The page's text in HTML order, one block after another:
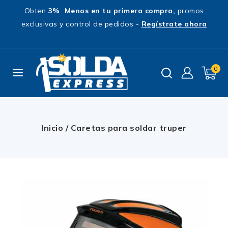
Obten 3% Menos en tu primera compra, promos
exclusivas y control de pedidos - Regístrate ahora
0
Inicio / Caretas para soldar truper